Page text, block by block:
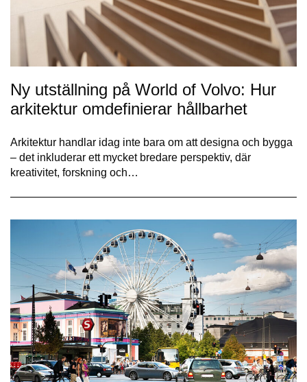
Ny utställning på World of Volvo: Hur
arkitektur omdefinierar hållbarhet
Arkitektur handlar idag inte bara om att designa och bygga
– det inkluderar ett mycket bredare perspektiv, där
kreativitet, forskning och…